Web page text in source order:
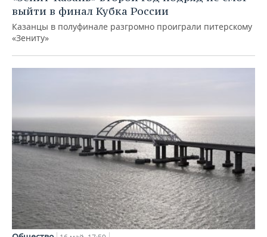
выйти в финал Кубка России
Казанцы в полуфинале разгромно проиграли питерскому
«Зениту»